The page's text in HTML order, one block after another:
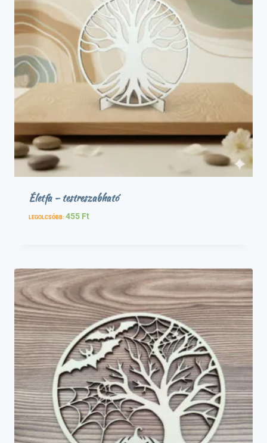
Életfa – testreszabható
LEGOLCSÓBB: 455 Ft